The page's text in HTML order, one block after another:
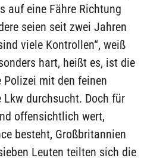
auf eine Fähre Richtung
seien seit zwei Jahren
viele Kontrollen“, weiß
hart, heißt es, ist die
mit den feinen
Lkw durchsucht. Doch für
offensichtlich wert,
besteht, Großbritannien
Leuten teilten sich die